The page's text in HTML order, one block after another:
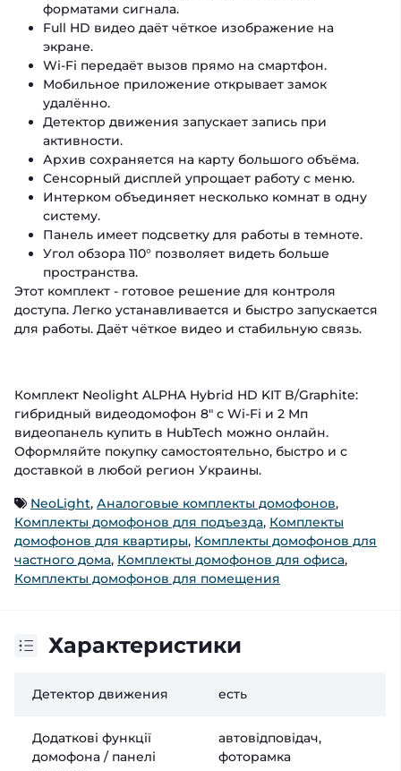
форматами сигнала.
Full HD видео даёт чёткое изображение на
экране.
Wi-Fi передаёт вызов прямо на смартфон.
Мобильное приложение открывает замок
удалённо.
Детектор движения запускает запись при
активности.
Архив сохраняется на карту большого объёма.
Сенсорный дисплей упрощает работу с меню.
Интерком объединяет несколько комнат в одну
систему.
Панель имеет подсветку для работы в темноте.
Угол обзора 110° позволяет видеть больше
пространства.
Этот комплект - готовое решение для контроля
доступа. Легко устанавливается и быстро запускается
для работы. Даёт чёткое видео и стабильную связь.
Комплект Neolight ALPHA Hybrid HD KIT B/Graphite:
гибридный видеодомофон 8" с Wi-Fi и 2 Мп
видеопанель купить в HubTech можно онлайн.
Оформляйте покупку самостоятельно, быстро и с
доставкой в любой регион Украины.
NeoLight, Аналоговые комплекты домофонов,
Комплекты домофонов для подъезда, Комплекты
домофонов для квартиры, Комплекты домофонов для
частного дома, Комплекты домофонов для офиса,
Комплекты домофонов для помещения
Характеристики
Детектор движения есть
Додаткові функції
домофона / панелі
автовідповідач,
фоторамка